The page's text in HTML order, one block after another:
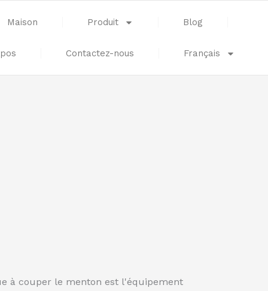
Maison Produit Blog
Contactez-nous Français
à couper le menton est l'équipement